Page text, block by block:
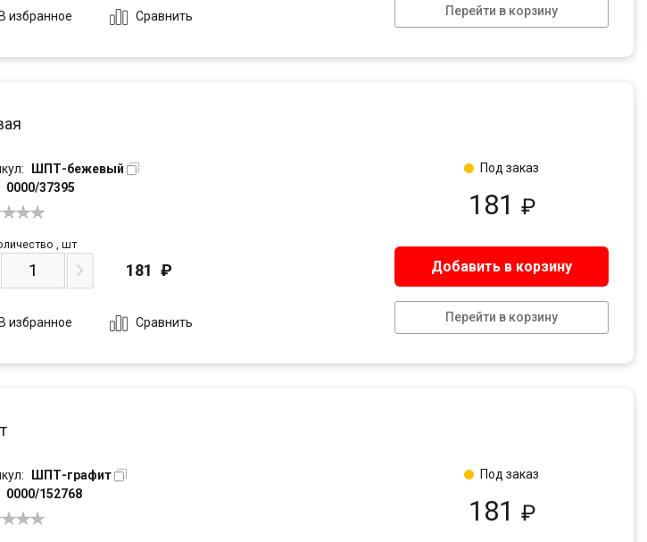
Перейти в корзину
В избранное Сравнить
ШПТ-бежевый
0000/37395
181 ₽
,шт
181 ₽ Добавить в корзину
Перейти в корзину
В избранное Сравнить
Под заказ
ШПТ-графит
0000/152768
181 ₽
Под заказ